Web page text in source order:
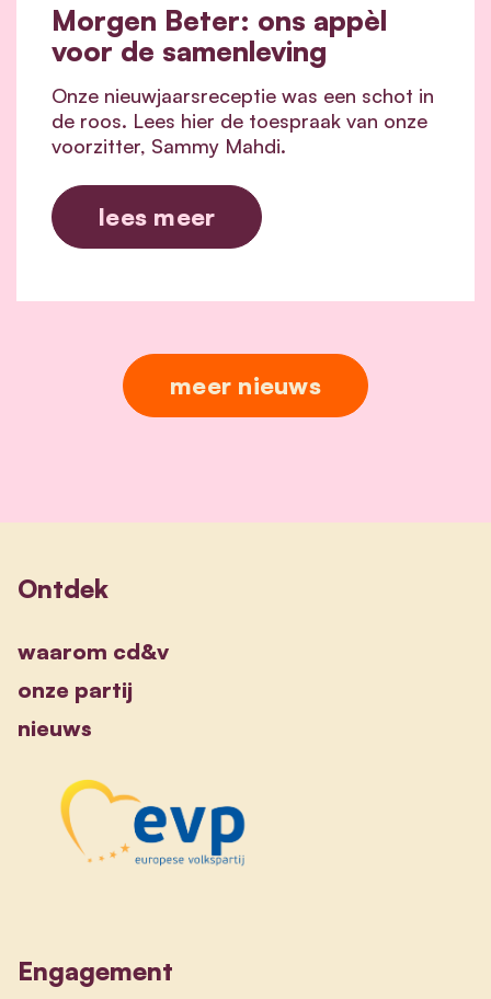
Morgen Beter: ons appèl
voor de samenleving
Onze nieuwjaarsreceptie was een schot in
de roos. Lees hier de toespraak van onze
voorzitter, Sammy Mahdi.
lees meer
meer nieuws
Ontdek
waarom cd&v
onze partij
nieuws
Engagement